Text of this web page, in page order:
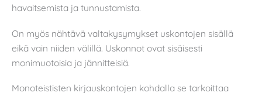
havaitsemista ja tunnustamista.
On myös nähtävä valtakysymykset uskontojen sisällä
eikä vain niiden välillä. Uskonnot ovat sisäisesti
monimuotoisia ja jännitteisiä.
Monoteististen kirjauskontojen kohdalla se tarkoittaa